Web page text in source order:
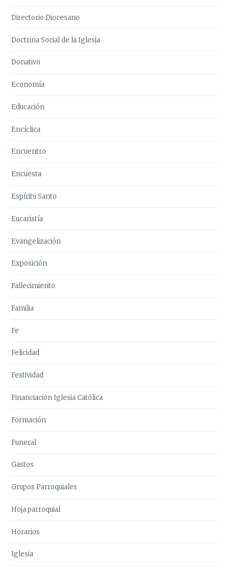
Directorio Diocesano
Doctrina Social de la Iglesia
Donativo
Economía
Educación
Encíclica
Encuentro
Encuesta
Espíritu Santo
Eucaristía
Evangelización
Exposición
Fallecimiento
Familia
Fe
Felicidad
Festividad
Financiación Iglesia Católica
Formación
Funeral
Gastos
Grupos Parroquiales
Hoja parroquial
Horarios
Iglesia